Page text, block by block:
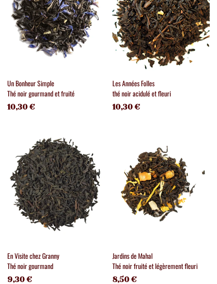
Un Bonheur Simple
Thé noir gourmand et fruité
10,30 €
Les Années Folles
thé noir acidulé et fleuri
10,30 €
En Visite chez Granny
Thé noir gourmand
9,30 €
Jardins de Mahal
Thé noir fruité et légèrement fleuri
8,50 €